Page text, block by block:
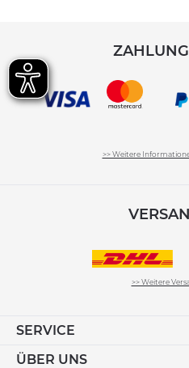
>> Weitere
>> Weitere
SERVICE
ÜBER UNS